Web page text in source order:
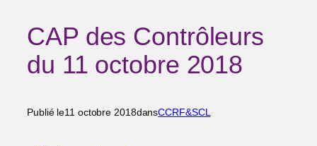
CAP des Contrôleurs
du 11 octobre 2018
Publié le11 octobre 2018dansCCRF&SCL